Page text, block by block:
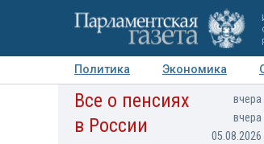
Политика Экономика
Авторы Персоны
Все о пенсиях
в России
вчера
вчера
05.08.2026